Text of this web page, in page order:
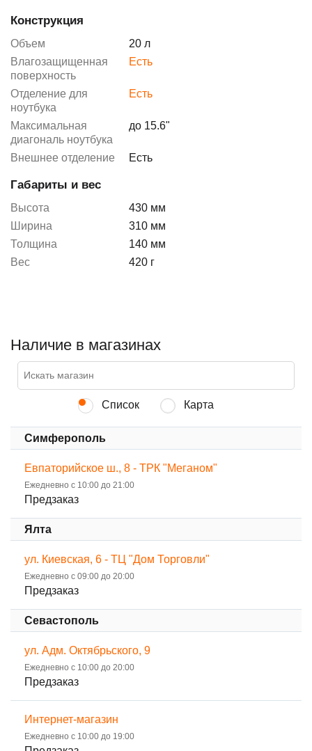
Конструкция
Объем
20 л
Влагозащищенная
поверхность
Есть
Отделение для
ноутбука
Есть
Максимальная
диагональ ноутбука
до 15.6"
Внешнее отделение Есть
Габариты и вес
Высота
430 мм
Ширина
310 мм
Толщина
140 мм
Вес
420 г
Наличие в магазинах
Список Карта
Симферополь
Евпаторийское ш., 8 - ТРК "Меганом"
Ежедневно с 10:00 до 21:00
Предзаказ
Ялта
ул. Киевская, 6 - ТЦ "Дом Торговли"
Ежедневно с 09:00 до 20:00
Предзаказ
Севастополь
ул. Адм. Октябрьского, 9
Ежедневно с 10:00 до 20:00
Предзаказ
Интернет-магазин
Ежедневно с 10:00 до 19:00